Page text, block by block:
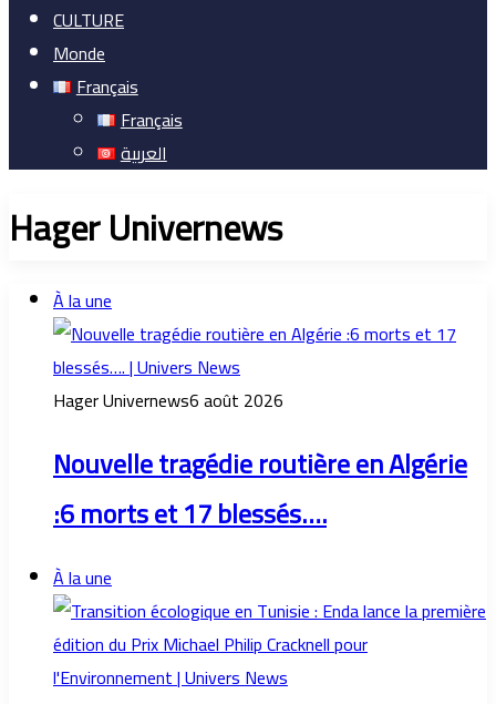
CULTURE
Monde
Français
Français
العربية
Hager Univernews
À la une
Hager Univernews6 août 2026
Nouvelle tragédie routière en Algérie
:6 morts et 17 blessés….
À la une